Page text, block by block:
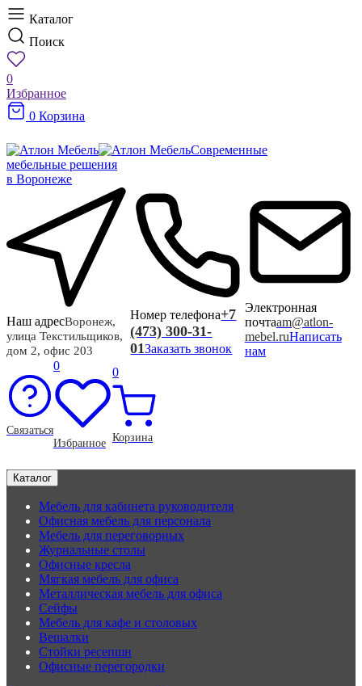
Каталог
Поиск
0
Избранное
0 Корзина
Современные
мебельные решения
в Воронеже
Наш адресВоронеж,
улица Текстильщиков,
дом 2, офис 203
Номер телефона+7
(473) 300-31-
01Заказать звонок
Электронная
почтаam@atlon-
mebel.ruНаписать
нам
Связаться
0
Избранное
0
Корзина
Каталог
Мебель для кабинета руководителя
Офисная мебель для персонала
Мебель для переговорных
Журнальные столы
Офисные кресла
Мягкая мебель для офиса
Металлическая мебель для офиса
Сейфы
Мебель для кафе и столовых
Вешалки
Стойки ресепшн
Офисные перегородки